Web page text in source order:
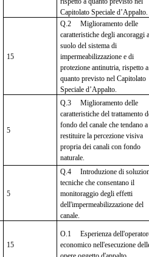
Capitolato Speciale d’Appalto.
15
Q.2 Miglioramento delle
caratteristiche degli ancoraggi
suolo del sistema di
impermeabilizzazione e di
protezione antinutria, rispetto a
quanto previsto nel Capitolato
Speciale d’Appalto.
5
Q.3 Miglioramento delle
caratteristiche del trattamento
fondo del canale che tendano a
restituire la percezione visiva
propria dei canali con fondo
naturale.
5
Q.4 Introduzione di
tecniche che consentano il
monitoraggio degli effetti
dell'impermeabilizzazione del
canale.
15
O.1 Esperienza
economico nell'esecuzione